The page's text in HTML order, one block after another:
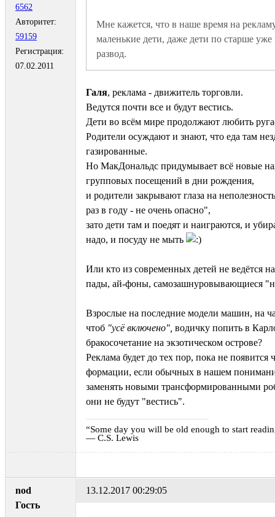
6562
Авторитет:
59159
Регистрация:
07.02.2011
Мне кажется, что в наше время на
маленькие дети, даже дети по старше уже
развод.
Галя, реклама - движитель торговли.
Ведутся почти все и будут вестись.
Дети во всём мире продолжают любить
Родители осуждают и знают, что еда там
газированные.
Но МакДональдс придумывает всё новые
групповых посещений в дни рождения,
и родители закрывают глаза на
раз в году - не очень опасно",
зато дети там и поедят и наиграются, и
надо, и посуду не мыть
Или кто из современных детей не ведётся
пады, ай-фоны, самозашнуровывающиеся
Взрослые на последние модели машин, на
чтоб "усё включено", водичку попить в
бракосочетание на экзотическом острове?
Реклама будет до тех пор, пока не появится
формации, если обычных в нашем
заменять новыми трансформированными
они не будут "вестись".
“Some day you will be old enough to start
― C.S. Lewis
nod
Гость
13.12.2017 00:29:05